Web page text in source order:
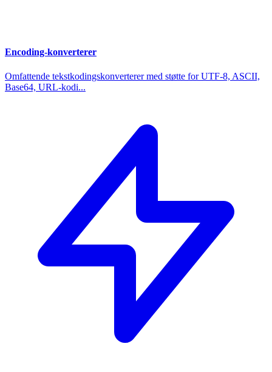
Encoding-konverterer
Omfattende tekstkodingskonverterer med støtte for UTF-8, ASCII,
Base64, URL-kodi...